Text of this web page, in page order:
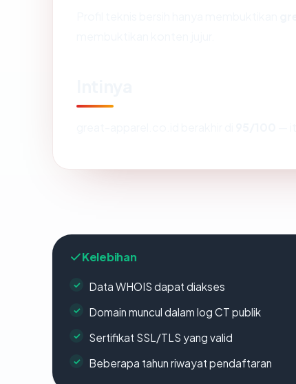
Kelebihan
Data WHOIS dapat diakses
Domain muncul dalam log CT publik
Sertifikat SSL/TLS yang valid
Beberapa tahun riwayat pendaftaran